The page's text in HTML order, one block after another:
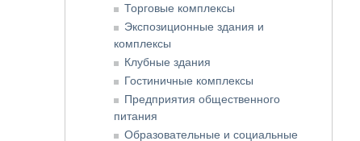
Торговые комплексы
Экспозиционные здания и
комплексы
Клубные здания
Гостиничные комплексы
Предприятия общественного
питания
Образовательные и социальные